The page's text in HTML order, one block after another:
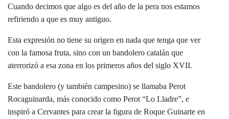
Cuando decimos que algo es del año de la pera nos estamos
refiriendo a que es muy antiguo.
Esta expresión no tiene su origen en nada que tenga que ver
con la famosa fruta, sino con un bandolero catalán que
aterrorizó a esa zona en los primeros años del siglo XVII.
Este bandolero (y también campesino) se llamaba Perot
Rocaguinarda, más conocido como Perot “Lo Lladre”, e
inspiró a Cervantes para crear la figura de Roque Guinarte en